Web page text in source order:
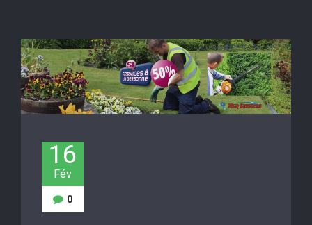
16
Fév
0